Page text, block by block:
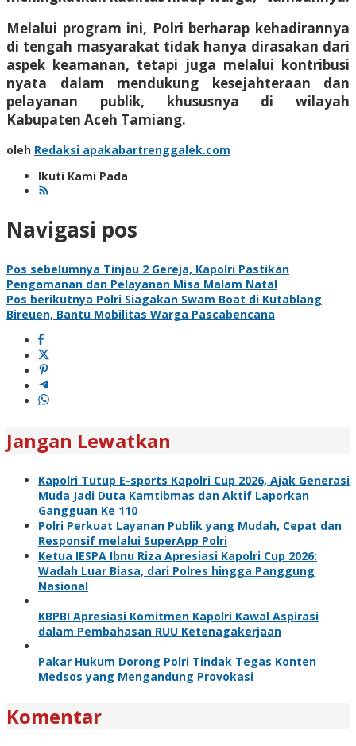
Melalui program ini, Polri berharap kehadirannya
di tengah masyarakat tidak hanya dirasakan dari
aspek keamanan, tetapi juga melalui kontribusi
nyata dalam mendukung kesejahteraan dan
pelayanan publik, khususnya di wilayah
Kabupaten Aceh Tamiang.
oleh Redaksi apakabartrenggalek.com
Ikuti Kami Pada
Navigasi pos
Pos sebelumnya Tinjau 2 Gereja, Kapolri Pastikan
Pengamanan dan Pelayanan Misa Malam Natal
Pos berikutnya Polri Siagakan Swam Boat di Kutablang
Bireuen, Bantu Mobilitas Warga Pascabencana
Jangan Lewatkan
Kapolri Tutup E-sports Kapolri Cup 2026, Ajak Generasi
Muda Jadi Duta Kamtibmas dan Aktif Laporkan
Gangguan Ke 110
Polri Perkuat Layanan Publik yang Mudah, Cepat dan
Responsif melalui SuperApp Polri
Ketua IESPA Ibnu Riza Apresiasi Kapolri Cup 2026:
Wadah Luar Biasa, dari Polres hingga Panggung
Nasional
KBPBI Apresiasi Komitmen Kapolri Kawal Aspirasi
dalam Pembahasan RUU Ketenagakerjaan
Pakar Hukum Dorong Polri Tindak Tegas Konten
Medsos yang Mengandung Provokasi
Komentar